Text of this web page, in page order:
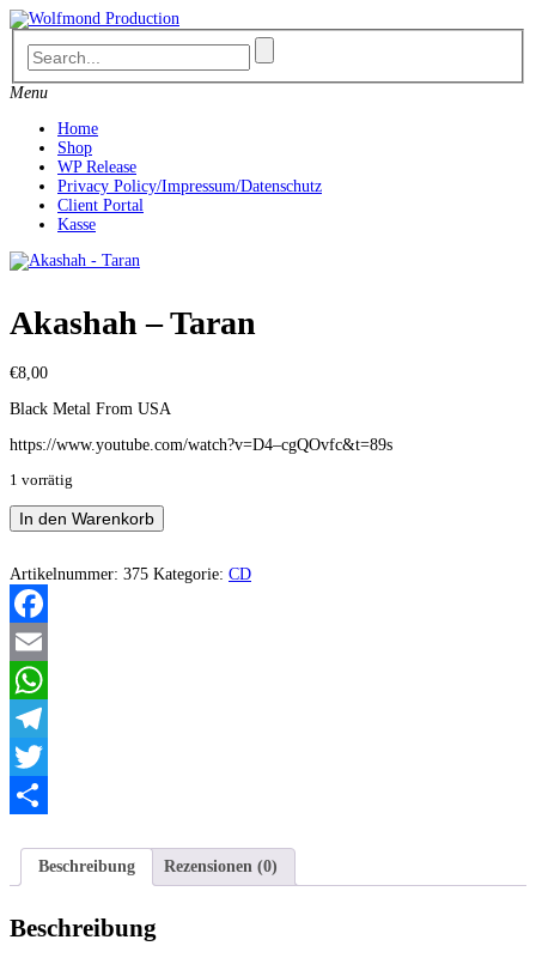
Skip
to
content
Menu
Home
Shop
WP Release
Privacy Policy/Impressum/Datenschutz
Client Portal
Kasse
Akashah – Taran
€8,00
Black Metal From USA
https://www.youtube.com/watch?v=D4–cgQOvfc&t=89s
1 vorrätig
Akashah
-
Menge
In den Warenkorb
Artikelnummer: 375 Kategorie: CD
Facebook
Email
WhatsApp
Telegram
Twitter
Beschreibung
Rezensionen (0)
Beschreibung